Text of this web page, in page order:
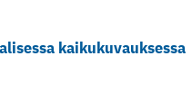
kaikukuvauksessa